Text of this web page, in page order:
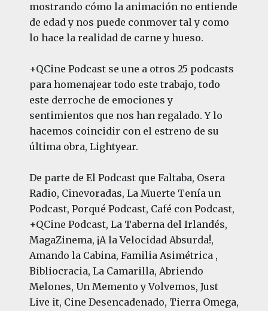
mostrando cómo la animación no entiende
de edad y nos puede conmover tal y como
lo hace la realidad de carne y hueso.
+QCine Podcast se une a otros 25 podcasts
para homenajear todo este trabajo, todo
este derroche de emociones y
sentimientos que nos han regalado. Y lo
hacemos coincidir con el estreno de su
última obra, Lightyear.
De parte de El Podcast que Faltaba, Osera
Radio, Cinevoradas, La Muerte Tenía un
Podcast, Porqué Podcast, Café con Podcast,
+QCine Podcast, La Taberna del Irlandés,
MagaZinema, ¡A la Velocidad Absurda!,
Amando la Cabina, Familia Asimétrica ,
Bibliocracia, La Camarilla, Abriendo
Melones, Un Memento y Volvemos, Just
Live it, Cine Desencadenado, Tierra Omega,